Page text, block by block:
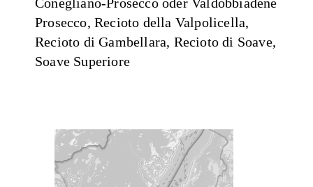
Prosecco, Recioto della Valpolicella,
Recioto di Gambellara, Recioto di Soave,
Soave Superiore